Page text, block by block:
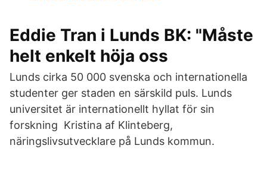
Eddie Tran i Lunds BK: "Måste
helt enkelt höja oss
Lunds cirka 50 000 svenska och internationella
studenter ger staden en särskild puls. Lunds
universitet är internationellt hyllat för sin
forskning Kristina af Klinteberg,
näringslivsutvecklare på Lunds kommun.